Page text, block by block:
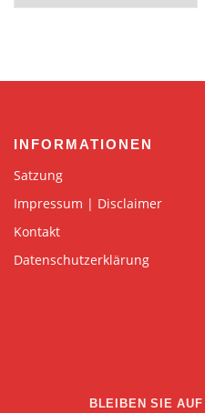
INFORMATIONEN
Satzung
Impressum | Disclaimer
Kontakt
Datenschutzerklärung
BLEIBEN SIE